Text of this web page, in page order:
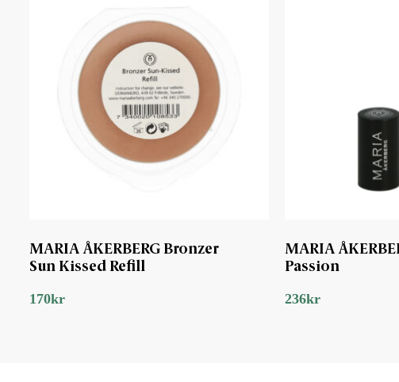
MARIA ÅKERBERG Bronzer
Sun Kissed Refill
170kr
MARIA
Passion
236kr